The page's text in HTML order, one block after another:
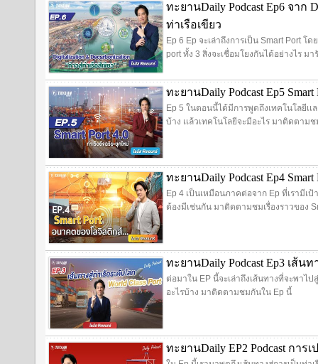
ทะยานDaily Podcast Ep6 จาก
ท่าเรือเขียว
Ep 6 Ep จะเล่าถึงการเป็น Smart Port
port ทั้ง 3 สิ่งจะเชื่อมโยงกันได้อย่างไร ม
ทะยานDaily Podcast Ep5
Ep 5 ในตอนนี้ได้มีการพูดถึงเทคโนโลยีเ
บ้าง เเล้วเทคโนโลยีจะมีอะไร มาติดตาม
ทะยานDaily Podcast Ep4
Ep 4 เป็นเหมือนภาคต่อจาก Ep ที่เรามีเ
ต้องมีเช่นกัน มาติดตามชมเรื่องราวของ
ทะยานDaily Podcast Ep3 เส้น
ต่อมาใน EP นี้จะเล่าถึงเส้นทางที่จะพาไ
อะไรบ้าง มาติดตามชมกันใน Ep นี้
ทะยานDaily EP2 Podcast กา